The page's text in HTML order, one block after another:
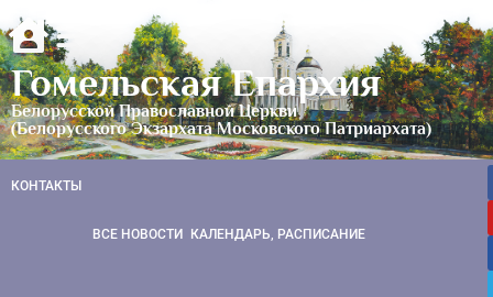
Гомельская Епархия
Белорусской Православной Церкви
(Белорусского Экзархата Московского Патриархата)
КОНТАКТЫ
ВСЕ НОВОСТИ КАЛЕНДАРЬ, РАСПИСАНИЕ